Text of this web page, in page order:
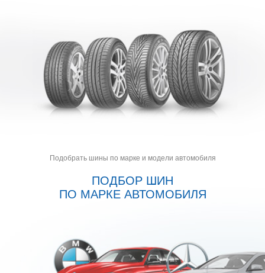
Подобрать шины по марке и модели автомобиля
ПОДБОР ШИН
ПО МАРКЕ АВТОМОБИЛЯ